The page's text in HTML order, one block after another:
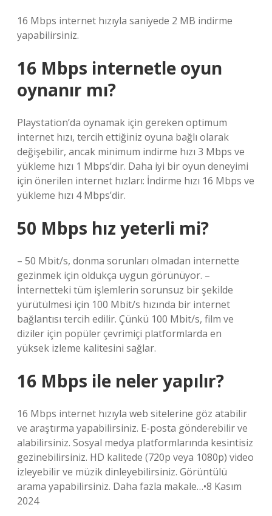
16 Mbps internet hızıyla saniyede 2 MB indirme
yapabilirsiniz.
16 Mbps internetle oyun
oynanır mı?
Playstation’da oynamak için gereken optimum
internet hızı, tercih ettiğiniz oyuna bağlı olarak
değişebilir, ancak minimum indirme hızı 3 Mbps ve
yükleme hızı 1 Mbps’dir. Daha iyi bir oyun deneyimi
için önerilen internet hızları: İndirme hızı 16 Mbps ve
yükleme hızı 4 Mbps’dir.
50 Mbps hız yeterli mi?
– 50 Mbit/s, donma sorunları olmadan internette
gezinmek için oldukça uygun görünüyor. –
İnternetteki tüm işlemlerin sorunsuz bir şekilde
yürütülmesi için 100 Mbit/s hızında bir internet
bağlantısı tercih edilir. Çünkü 100 Mbit/s, film ve
diziler için popüler çevrimiçi platformlarda en
yüksek izleme kalitesini sağlar.
16 Mbps ile neler yapılır?
16 Mbps internet hızıyla web sitelerine göz atabilir
ve araştırma yapabilirsiniz. E-posta gönderebilir ve
alabilirsiniz. Sosyal medya platformlarında kesintisiz
gezinebilirsiniz. HD kalitede (720p veya 1080p) video
izleyebilir ve müzik dinleyebilirsiniz. Görüntülü
arama yapabilirsiniz. Daha fazla makale…•8 Kasım
2024